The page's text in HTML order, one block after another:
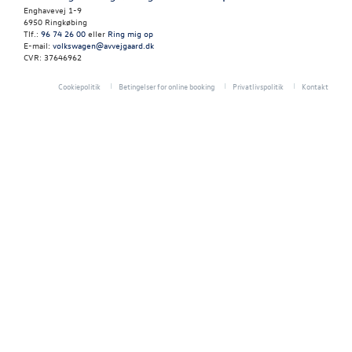
RESERVEDELE
Enghavevej 1-9
6950 Ringkøbing
Tlf.: 96 74 26 00 eller Ring mig op
E-mail: volkswagen@avvejgaard.dk
CVR: 37646962
Cookiepolitik Betingelser for online booking Privatlivspolitik Kontakt